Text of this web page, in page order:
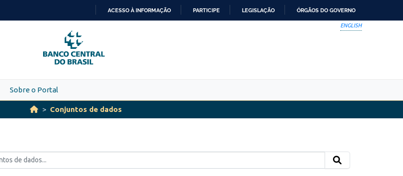
PARA
O
CONTEÚDO
ACESSO À INFORMAÇÃO PARTICIPE LEGISLAÇÃO ÓRGÃOS DO GOVERNO
ENGLISH
Sobre o Portal
Conjuntos de dados